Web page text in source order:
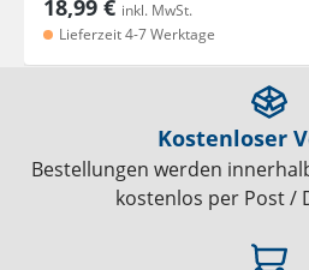
18,99 € inkl. MwSt.
Lieferzeit 4-7 Werktage
Kostenloser
Bestellungen werden
kostenlos per Post /